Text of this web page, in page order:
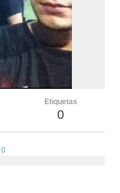
Etiquetas
0
0